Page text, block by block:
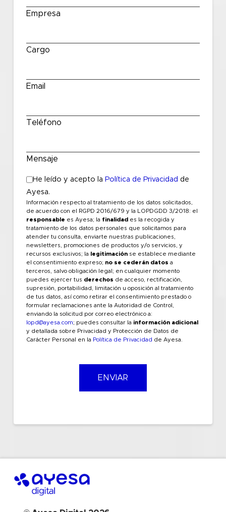
Empresa
Cargo
Email
Teléfono
Mensaje
He leído y acepto la Política de Privacidad de
Ayesa.
Información respecto al tratamiento de los datos solicitados,
de acuerdo con el RGPD 2016/679 y la LOPDGDD 3/2018: el
responsable es Ayesa; la finalidad es la recogida y
tratamiento de los datos personales que solicitamos para
atender tu consulta, enviarte nuestras publicaciones,
newsletters, promociones de productos y/o servicios, y
recursos exclusivos; la
legitimaciónse establece mediante
el consentimiento expreso; no se cederán datos a
terceros, salvo obligación legal; en cualquier momento
puedes ejercer tus derechos de acceso, rectificación,
supresión, portabilidad, limitación u oposición al tratamiento
de tus datos, así como retirar el consentimiento prestado o
formular reclamaciones ante la Autoridad de Control,
enviando la solicitud por correo electrónico a:
lopd@ayesa.com; puedes consultar la información adicional
y detallada sobre Privacidad y Protección de Datos de
Carácter Personal en la Política de Privacidad de Ayesa.